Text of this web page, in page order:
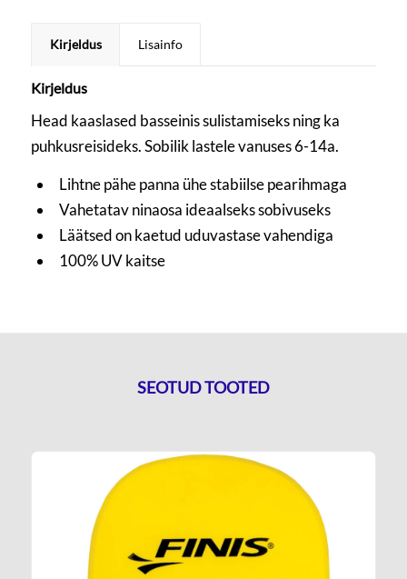
Kirjeldus Lisainfo
Kirjeldus
Head kaaslased basseinis sulistamiseks ning ka
puhkusreisideks. Sobilik lastele vanuses 6-14a.
Lihtne pähe panna ühe stabiilse pearihmaga
Vahetatav ninaosa ideaalseks sobivuseks
Läätsed on kaetud uduvastase vahendiga
100% UV kaitse
SEOTUD TOOTED